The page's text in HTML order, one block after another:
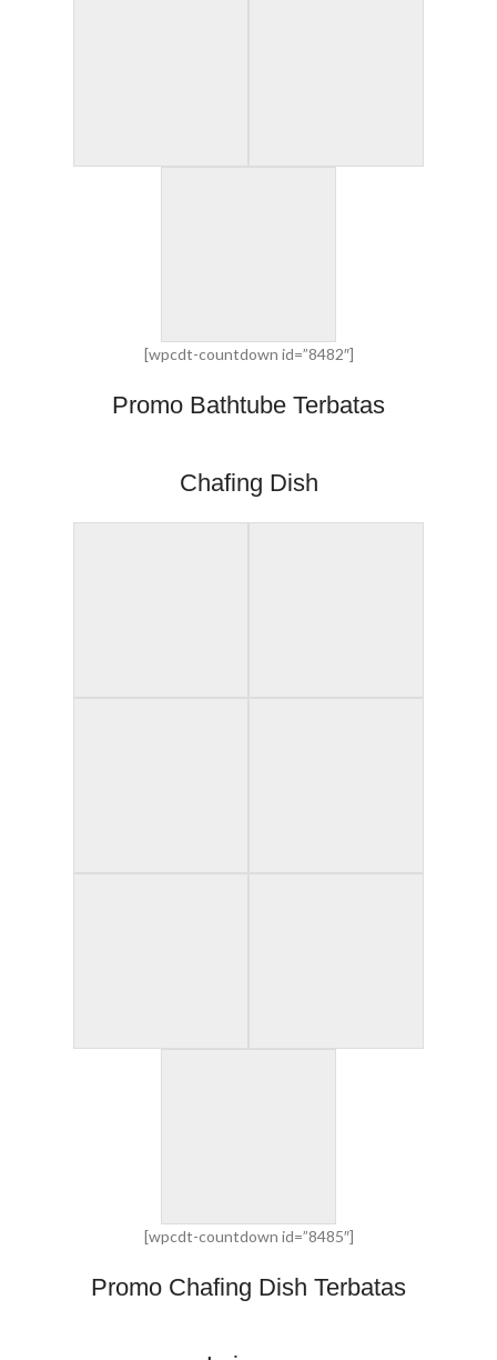
[wpcdt-countdown id=”8482″]
Promo Bathtube Terbatas
Chafing Dish
[wpcdt-countdown id=”8485″]
Promo Chafing Dish Terbatas